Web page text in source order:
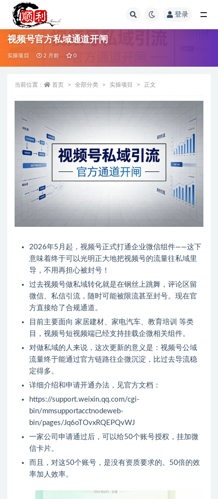
登录
视频号官方私域通道开闸
实操项目 2 月前 0
当前位置： 首页 全部分类 实操项目 正文
2026年5月起，视频号正式打通企业微信组件——这下
意味着终于可以光明正大地把视频号的流量往私域里
导，不用再担心被封号！
过去视频号做私域转化就是在钢丝上跳舞，评论区留
微信、私信引流，随时可能被限流甚至封号。现在官
方直接给了合规通道。
目前主要面向 家居建材、家电汽车、教育培训 等类
目，视频号短视频端已经支持挂载企微相关组件。
对做私域的人来说，这次更新的意义是：视频号公域
流量终于能通过官方链路往企微沉淀，比过去导流稳
定得多。
详细介绍和申请开通办法，见官方文档：
https://support.weixin.qq.com/cgi-
bin/mmsupportacctnodeweb-
bin/pages/Jq6oTOvxRQEPQvWJ
一家公司申请通过后，可以给50个账号授权，挂加微
信卡片。
而且，对这50个账号，是没有资质要求的。50倍的效
率加人效率。
全部